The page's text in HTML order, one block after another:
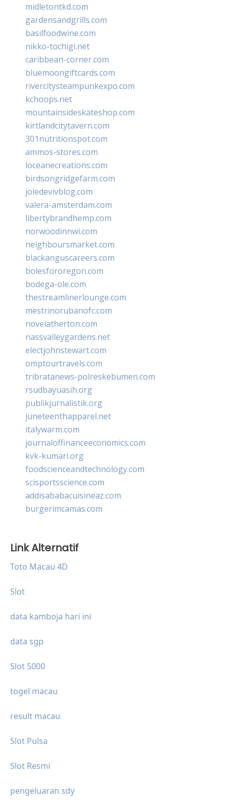
midletontkd.com
gardensandgrills.com
basilfoodwine.com
nikko-tochigi.net
caribbean-corner.com
bluemoongiftcards.com
rivercitysteampunkexpo.com
kchoops.net
mountainsideskateshop.com
kirtlandcitytavern.com
301nutritionspot.com
ammos-stores.com
loceanecreations.com
birdsongridgefarm.com
joiedevivblog.com
valera-amsterdam.com
libertybrandhemp.com
norwoodinnwi.com
neighboursmarket.com
blackanguscareers.com
bolesfororegon.com
bodega-ole.com
thestreamlinerlounge.com
mestrinorubanofc.com
novelatherton.com
nassvalleygardens.net
electjohnstewart.com
omptourtravels.com
tribratanews-polreskebumen.com
rsudbayuasih.org
publikjurnalistik.org
juneteenthapparel.net
italywarm.com
journaloffinanceeconomics.com
kvk-kumari.org
foodscienceandtechnology.com
scisportsscience.com
addisababacuisineaz.com
burgerimcamas.com
Link Alternatif
Toto Macau 4D
Slot
data kamboja hari ini
data sgp
Slot 5000
togel macau
result macau
Slot Pulsa
Slot Resmi
pengeluaran sdy